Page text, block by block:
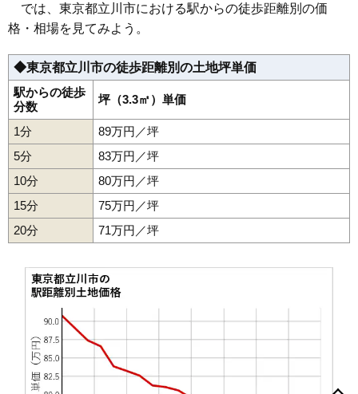
では、東京都立川市における駅からの徒歩距離別の価
格・相場を見てみよう。
◆東京都立川市の徒歩距離別の土地坪単価
駅からの徒歩
分数
坪（3.3㎡）単価
1分
89万円／坪
5分
83万円／坪
10分
80万円／坪
15分
75万円／坪
20分
71万円／坪